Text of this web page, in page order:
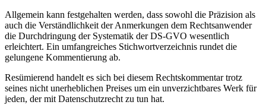
Allgemein kann festgehalten werden, dass sowohl die Präzision als
auch die Verständlichkeit der Anmerkungen dem Rechtsanwender
die Durchdringung der Systematik der DS-GVO wesentlich
erleichtert. Ein umfangreiches Stichwortverzeichnis rundet die
gelungene Kommentierung ab.
Resümierend handelt es sich bei diesem Rechtskommentar trotz
seines nicht unerheblichen Preises um ein unverzichtbares Werk für
jeden, der mit Datenschutzrecht zu tun hat.